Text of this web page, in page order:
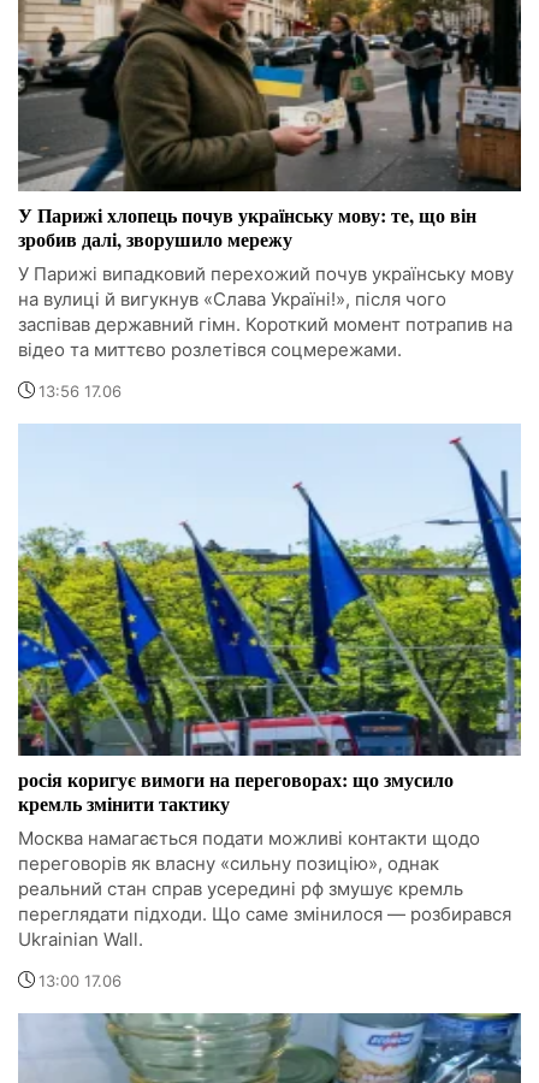
У Парижі хлопець почув українську мову: те, що він
зробив далі, зворушило мережу
У Парижі випадковий перехожий почув українську мову
на вулиці й вигукнув «Слава Україні!», після чого
заспівав державний гімн. Короткий момент потрапив на
відео та миттєво розлетівся соцмережами.
13:56 17.06
росія коригує вимоги на переговорах: що змусило
кремль змінити тактику
Москва намагається подати можливі контакти щодо
переговорів як власну «сильну позицію», однак
реальний стан справ усередині рф змушує кремль
переглядати підходи. Що саме змінилося — розбирався
Ukrainian Wall.
13:00 17.06